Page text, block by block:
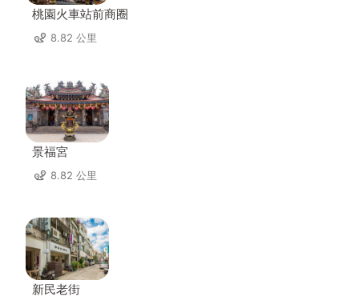
桃園火車站前商圈
8.82 公里
景福宮
8.82 公里
新民老街